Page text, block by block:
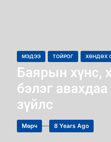
МЭДЭЭ ТОЙРОГ ХӨНДӨХ
Баярын хүнс,
бэлэг
зүйлс
Мөрч 8 Years Ago